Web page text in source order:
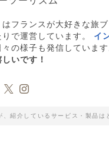
フランスが大好きな旅
で運営しています。 イ
の様子も発信しています
いです！
紹介しているサービス・製品は